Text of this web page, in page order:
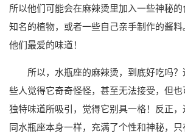
所以他们可能会在麻辣烫里加入一些神秘
知名的植物，或者一些自己亲手制作的酱
他们最爱的味道！
所以，水瓶座的麻辣烫，到底好吃吗
些人觉得它奇奇怪怪，甚至无法接受，但
独特味道所吸引，觉得它别具一格！反正
同水瓶座本身一样，充满了个性和神秘，